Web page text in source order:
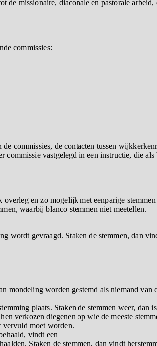
missionaire, diaconale en pastorale arbeid,
commissies:
commissies, de contacten tussen
vastgelegd in een instructie, die
en zo mogelijk met eenparige
waarbij blanco stemmen niet meetellen.
wordt gevraagd. Staken de stemmen, dan
mondeling worden gestemd als niemand van
plaats. Staken de stemmen weer, dan
verkozen diegenen op wie de meeste
vervuld moet worden.
vindt een
Staken de stemmen, dan vindt